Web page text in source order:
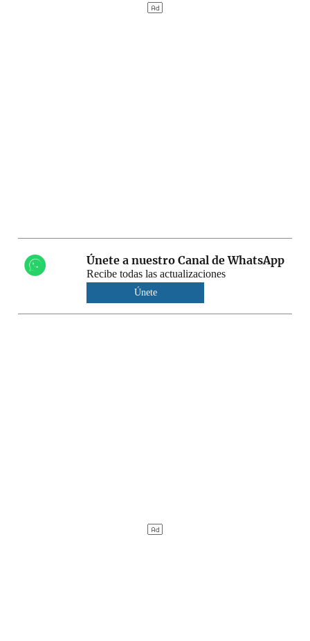
Únete a nuestro Canal de WhatsApp
Recibe todas las actualizaciones
Únete